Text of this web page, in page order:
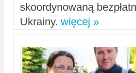
skoordynowaną
Ukrainy. więcej »